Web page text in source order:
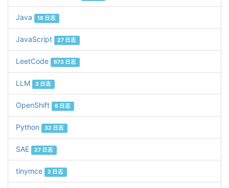
Java 18 日志
JavaScript 27 日志
LeetCode 673 日志
LLM 3 日志
OpenShift 6 日志
Python 32 日志
SAE 27 日志
tinymce 2 日志